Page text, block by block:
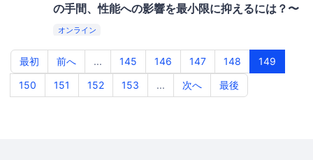
の手間、性能への影響を最小限に抑えるには？〜
オンライン
最初 前へ ... 145 146 147 148
149
150
151 152 153 ... 次へ 最後